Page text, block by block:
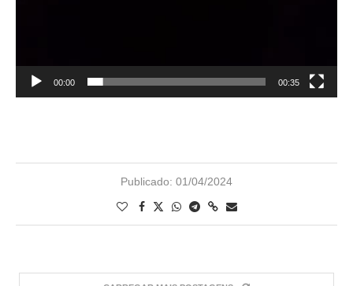
00:00 00:35
Publicado: 01/04/2024